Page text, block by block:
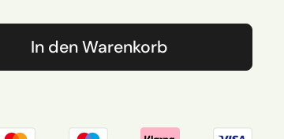
In den Warenkorb